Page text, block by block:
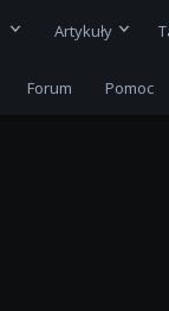
Artykuły
Forum Pomoc